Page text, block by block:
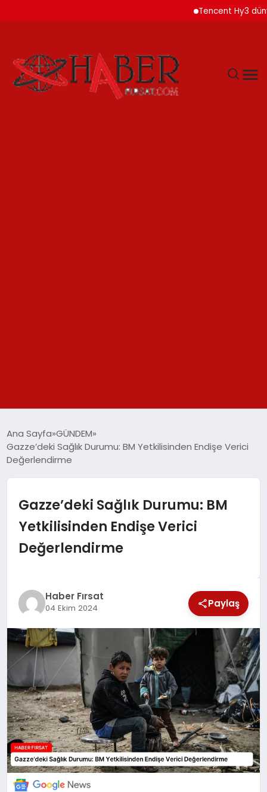
Tencent Hy3 dünya
SPOR
SAĞLIK
MAGAZİN
EĞİTİM
DÜNYA
Ana Sayfa GÜNDEM
Gazze’deki Sağlık Durumu: BM Yetkilisinden Endişe Verici
Değerlendirme
Gazze’deki Sağlık Durumu: BM
Yetkilisinden Endişe Verici
Değerlendirme
Haber Fırsat
04 Ekim 2024 Paylaş